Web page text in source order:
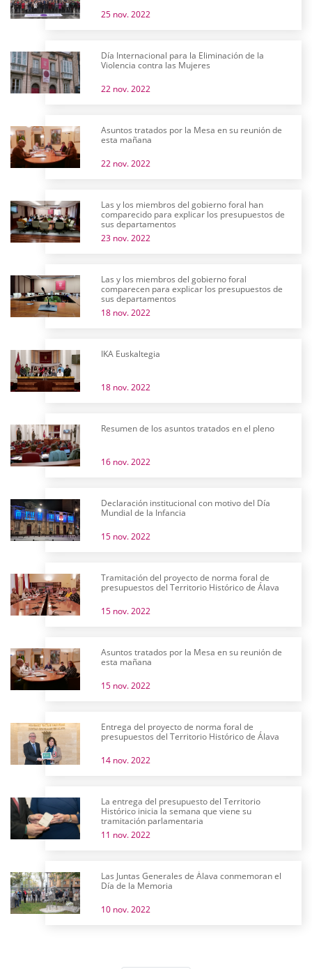
25 nov. 2022
Día Internacional para la Eliminación de la
Violencia contra las Mujeres
22 nov. 2022
Asuntos tratados por la Mesa en su reunión de
esta mañana
22 nov. 2022
Las y los miembros del gobierno foral han
comparecido para explicar los presupuestos de
sus departamentos
23 nov. 2022
Las y los miembros del gobierno foral
comparecen para explicar los presupuestos de
sus departamentos
18 nov. 2022
IKA Euskaltegia
18 nov. 2022
Resumen de los asuntos tratados en el pleno
16 nov. 2022
Declaración institucional con motivo del Día
Mundial de la Infancia
15 nov. 2022
Tramitación del proyecto de norma foral de
presupuestos del Territorio Histórico de Álava
15 nov. 2022
Asuntos tratados por la Mesa en su reunión de
esta mañana
15 nov. 2022
Entrega del proyecto de norma foral de
presupuestos del Territorio Histórico de Álava
14 nov. 2022
La entrega del presupuesto del Territorio
Histórico inicia la semana que viene su
tramitación parlamentaria
11 nov. 2022
Las Juntas Generales de Álava conmemoran el
Día de la Memoria
10 nov. 2022